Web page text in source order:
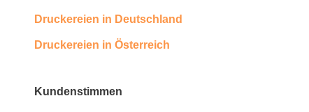
Druckereien in Deutschland
Druckereien in Österreich
Kundenstimmen